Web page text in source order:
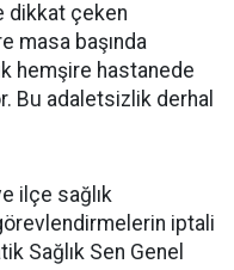
dikkat çeken
masa başında
hemşire hastanede
Bu adaletsizlik derhal
ilçe sağlık
iptali
Sağlık Sen Genel